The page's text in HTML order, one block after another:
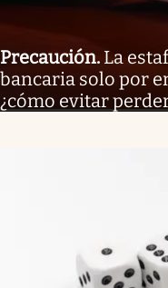
Precaución. La
bancaria solo por
¿cómo evitar